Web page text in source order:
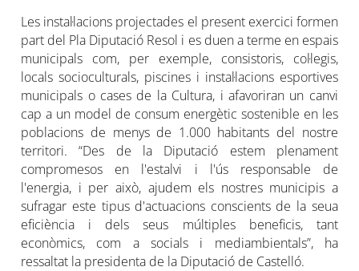
Les instal·lacions projectades el present exercici formen
part del Pla Diputació Resol i es duen a terme en espais
municipals com, per exemple, consistoris, col·legis,
locals socioculturals, piscines i instal·lacions esportives
municipals o cases de la Cultura, i afavoriran un canvi
cap a un model de consum energètic sostenible en les
poblacions de menys de 1.000 habitants del nostre
territori. “Des de la Diputació estem plenament
compromesos en l'estalvi i l'ús responsable de
l'energia, i per això, ajudem els nostres municipis a
sufragar este tipus d'actuacions conscients de la seua
eficiència i dels seus múltiples beneficis, tant
econòmics, com a socials i mediambientals”, ha
ressaltat la presidenta de la Diputació de Castelló.